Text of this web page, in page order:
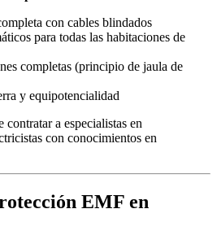
con cables blindados
para todas las habitaciones de
completas (principio de jaula de
y equipotencialidad
contratar a especialistas en
con conocimientos en
EMF en